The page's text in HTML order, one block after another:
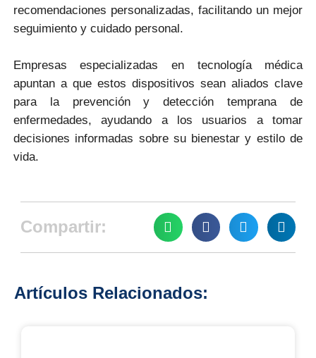
recomendaciones personalizadas, facilitando un mejor
seguimiento y cuidado personal.
Empresas especializadas en tecnología médica
apuntan a que estos dispositivos sean aliados clave
para la prevención y detección temprana de
enfermedades, ayudando a los usuarios a tomar
decisiones informadas sobre su bienestar y estilo de
vida.
Compartir:
Artículos Relacionados: